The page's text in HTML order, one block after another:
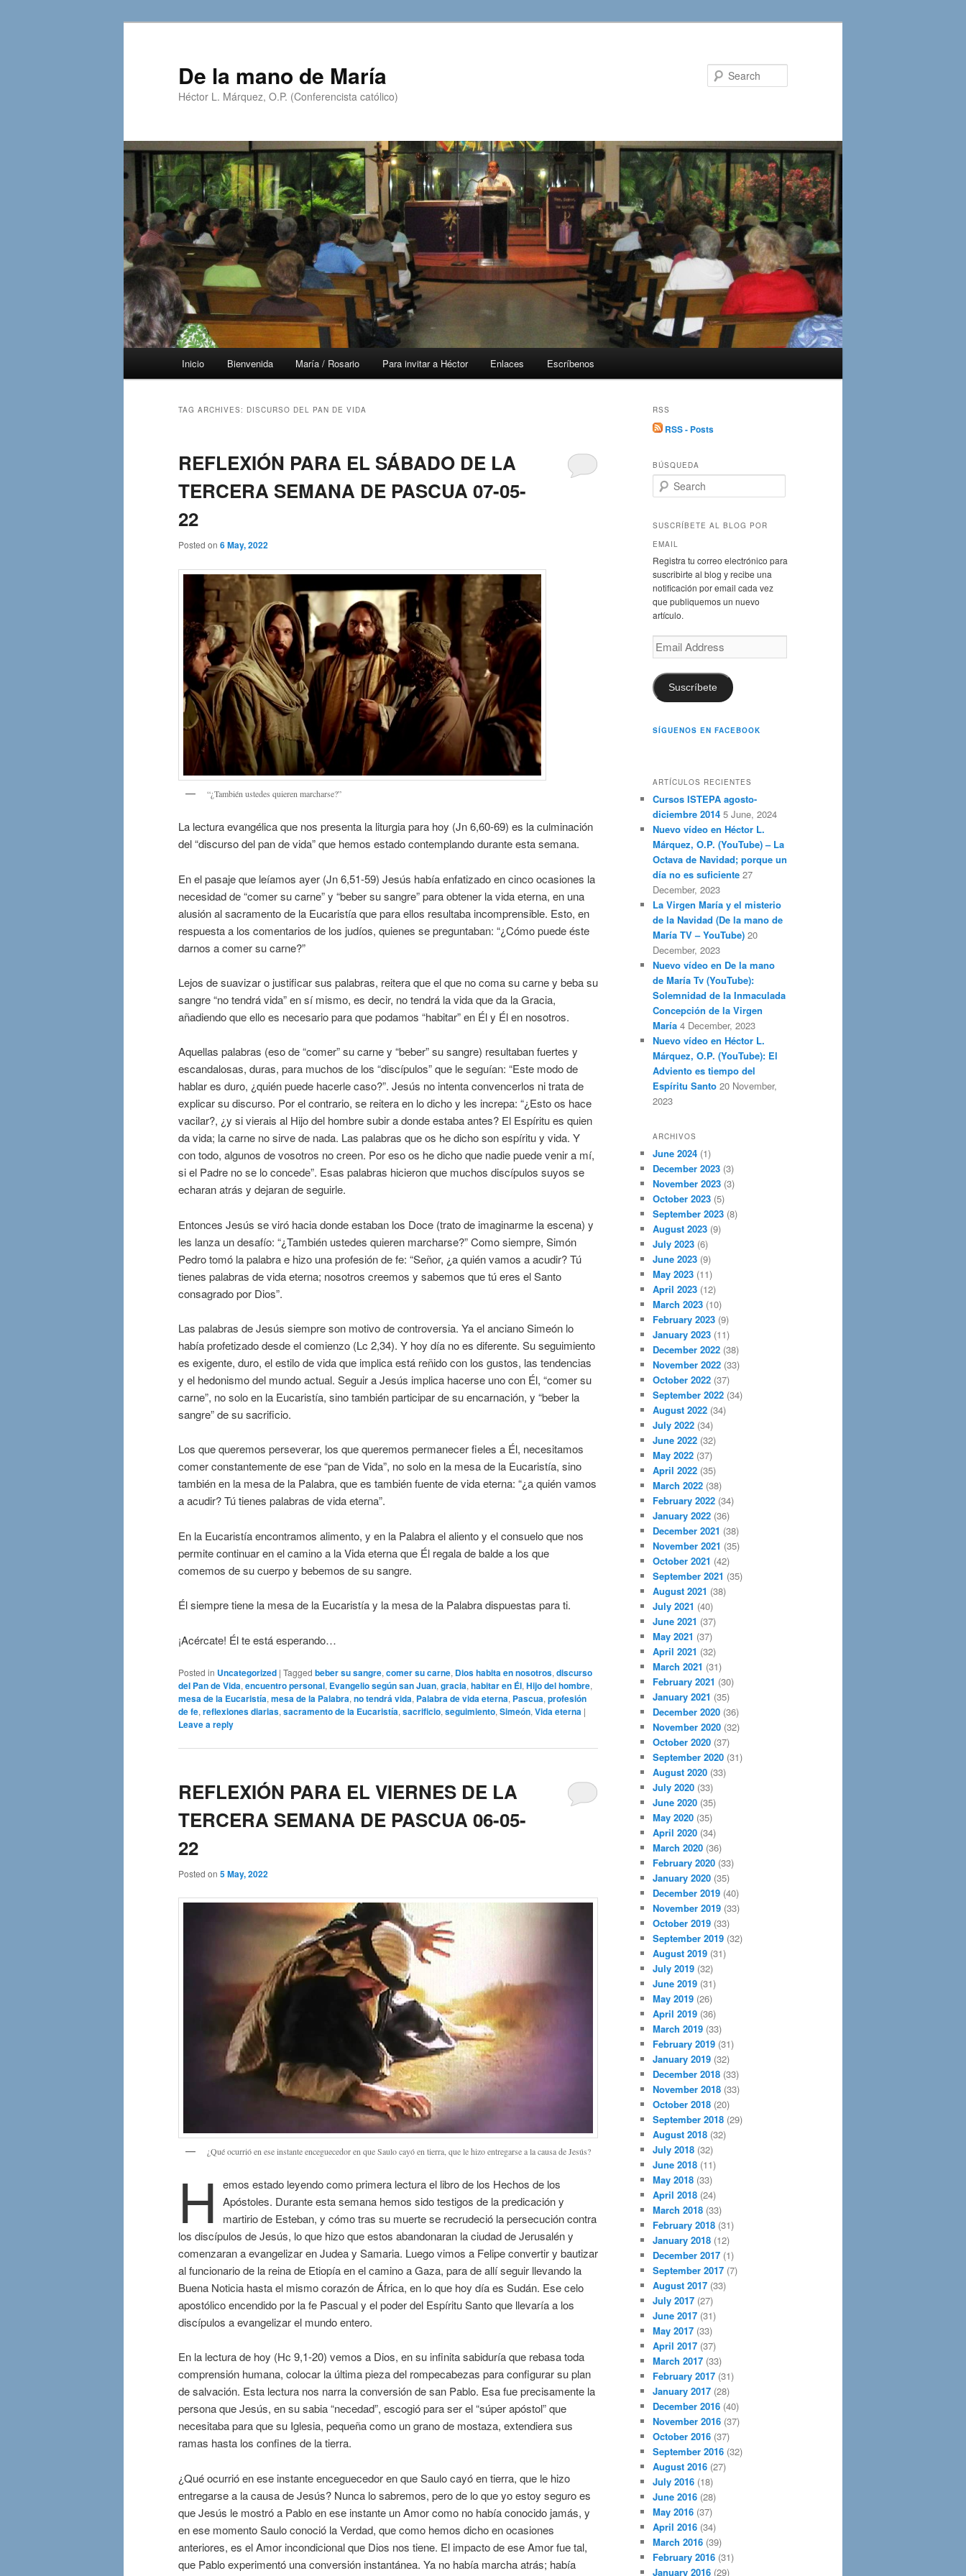
De la mano de María
Héctor L. Márquez, O.P. (Conferencista católico)
Inicio Bienvenida María / Rosario Para invitar a Héctor Enlaces Escríbenos
TAG ARCHIVES: DISCURSO DEL PAN DE VIDA
REFLEXIÓN PARA EL SÁBADO DE LA
TERCERA SEMANA DE PASCUA 07-05-
22
Posted on 6 May, 2022
“¿También ustedes quieren marcharse?”
La lectura evangélica que nos presenta la liturgia para hoy (Jn 6,60-69) es la culminación
del “discurso del pan de vida” que hemos estado contemplando durante esta semana.
En el pasaje que leíamos ayer (Jn 6,51-59) Jesús había enfatizado en cinco ocasiones la
necesidad de “comer su carne” y “beber su sangre” para obtener la vida eterna, en una
alusión al sacramento de la Eucaristía que para ellos resultaba incomprensible. Esto, en
respuesta a los comentarios de los judíos, quienes se preguntaban: “¿Cómo puede éste
darnos a comer su carne?”
Lejos de suavizar o justificar sus palabras, reitera que el que no coma su carne y beba su
sangre “no tendrá vida” en sí mismo, es decir, no tendrá la vida que da la Gracia,
añadiendo que ello es necesario para que podamos “habitar” en Él y Él en nosotros.
Aquellas palabras (eso de “comer” su carne y “beber” su sangre) resultaban fuertes y
escandalosas, duras, para muchos de los “discípulos” que le seguían: “Este modo de
hablar es duro, ¿quién puede hacerle caso?”. Jesús no intenta convencerlos ni trata de
explicar su discurso. Por el contrario, se reitera en lo dicho y les increpa: “¿Esto os hace
vacilar?, ¿y si vierais al Hijo del hombre subir a donde estaba antes? El Espíritu es quien
da vida; la carne no sirve de nada. Las palabras que os he dicho son espíritu y vida. Y
con todo, algunos de vosotros no creen. Por eso os he dicho que nadie puede venir a mí,
si el Padre no se lo concede”. Esas palabras hicieron que muchos discípulos suyos se
echaran atrás y dejaran de seguirle.
Entonces Jesús se viró hacia donde estaban los Doce (trato de imaginarme la escena) y
les lanza un desafío: “¿También ustedes quieren marcharse?” Como siempre, Simón
Pedro tomó la palabra e hizo una profesión de fe: “Señor, ¿a quién vamos a acudir? Tú
tienes palabras de vida eterna; nosotros creemos y sabemos que tú eres el Santo
consagrado por Dios”.
Las palabras de Jesús siempre son motivo de controversia. Ya el anciano Simeón lo
había profetizado desde el comienzo (Lc 2,34). Y hoy día no es diferente. Su seguimiento
es exigente, duro, el estilo de vida que implica está reñido con los gustos, las tendencias
y el hedonismo del mundo actual. Seguir a Jesús implica hacerse uno con Él, “comer su
carne”, no solo en la Eucaristía, sino también participar de su encarnación, y “beber la
sangre” de su sacrificio.
Los que queremos perseverar, los que queremos permanecer fieles a Él, necesitamos
comer constantemente de ese “pan de Vida”, no solo en la mesa de la Eucaristía, sino
también en la mesa de la Palabra, que es también fuente de vida eterna: “¿a quién vamos
a acudir? Tú tienes palabras de vida eterna”.
En la Eucaristía encontramos alimento, y en la Palabra el aliento y el consuelo que nos
permite continuar en el camino a la Vida eterna que Él regala de balde a los que
comemos de su cuerpo y bebemos de su sangre.
Él siempre tiene la mesa de la Eucaristía y la mesa de la Palabra dispuestas para ti.
¡Acércate! Él te está esperando…
Posted in Uncategorized | Tagged beber su sangre, comer su carne, Dios habita en nosotros, discurso
del Pan de Vida, encuentro personal, Evangelio según san Juan, gracia, habitar en Él, Hijo del hombre,
mesa de la Eucaristía, mesa de la Palabra, no tendrá vida, Palabra de vida eterna, Pascua, profesión
de fe, reflexiones diarias, sacramento de la Eucaristía, sacrificio, seguimiento, Simeón, Vida eterna |
Leave a reply
REFLEXIÓN PARA EL VIERNES DE LA
TERCERA SEMANA DE PASCUA 06-05-
22
Posted on 5 May, 2022
¿Qué ocurrió en ese instante enceguecedor en que Saulo cayó en tierra, que le hizo entregarse a la causa de Jesús?
H
emos estado leyendo como primera lectura el libro de los Hechos de los
Apóstoles. Durante esta semana hemos sido testigos de la predicación y
martirio de Esteban, y cómo tras su muerte se recrudeció la persecución contra
los discípulos de Jesús, lo que hizo que estos abandonaran la ciudad de Jerusalén y
comenzaran a evangelizar en Judea y Samaria. Luego vimos a Felipe convertir y bautizar
al funcionario de la reina de Etiopía en el camino a Gaza, para de allí seguir llevando la
Buena Noticia hasta el mismo corazón de África, en lo que hoy día es Sudán. Ese celo
apostólico encendido por la fe Pascual y el poder del Espíritu Santo que llevaría a los
discípulos a evangelizar el mundo entero.
En la lectura de hoy (Hc 9,1-20) vemos a Dios, en su infinita sabiduría que rebasa toda
comprensión humana, colocar la última pieza del rompecabezas para configurar su plan
de salvación. Esta lectura nos narra la conversión de san Pablo. Esa fue precisamente la
persona que Jesús, en su sabia “necedad”, escogió para ser el “súper apóstol” que
necesitaba para que su Iglesia, pequeña como un grano de mostaza, extendiera sus
ramas hasta los confines de la tierra.
¿Qué ocurrió en ese instante enceguecedor en que Saulo cayó en tierra, que le hizo
entregarse a la causa de Jesús? Nunca lo sabremos, pero de lo que yo estoy seguro es
que Jesús le mostró a Pablo en ese instante un Amor como no había conocido jamás, y
en ese momento Saulo conoció la Verdad, que como hemos dicho en ocasiones
anteriores, es el Amor incondicional que Dios nos tiene. El impacto de ese Amor fue tal,
que Pablo experimentó una conversión instantánea. Ya no había marcha atrás; había
RSS
RSS - Posts
BÚSQUEDA
e
r
h
SUSCRÍBETE AL BLOG POR
EMAIL
Registra tu correo electrónico para
suscribirte al blog y recibe una
notificación por email cada vez
que publiquemos un nuevo
artículo.
Email
Address
Suscríbete
SÍGUENOS EN FACEBOOK
ARTÍCULOS RECIENTES
Cursos ISTEPA agosto-
diciembre 2014 5 June, 2024
Nuevo vídeo en Héctor L.
Márquez, O.P. (YouTube) – La
Octava de Navidad; porque un
día no es suficiente 27
December, 2023
La Virgen María y el misterio
de la Navidad (De la mano de
María TV – YouTube) 20
December, 2023
Nuevo vídeo en De la mano
de María Tv (YouTube):
Solemnidad de la Inmaculada
Concepción de la Virgen
María 4 December, 2023
Nuevo vídeo en Héctor L.
Márquez, O.P. (YouTube): El
Adviento es tiempo del
Espíritu Santo 20 November,
2023
ARCHIVOS
June 2024 (1)
December 2023 (3)
November 2023 (3)
October 2023 (5)
September 2023 (8)
August 2023 (9)
July 2023 (6)
June 2023 (9)
May 2023 (11)
April 2023 (12)
March 2023 (10)
February 2023 (9)
January 2023 (11)
December 2022 (38)
November 2022 (33)
October 2022 (37)
September 2022 (34)
August 2022 (34)
July 2022 (34)
June 2022 (32)
May 2022 (37)
April 2022 (35)
March 2022 (38)
February 2022 (34)
January 2022 (36)
December 2021 (38)
November 2021 (35)
October 2021 (42)
September 2021 (35)
August 2021 (38)
July 2021 (40)
June 2021 (37)
May 2021 (37)
April 2021 (32)
March 2021 (31)
February 2021 (30)
January 2021 (35)
December 2020 (36)
November 2020 (32)
October 2020 (37)
September 2020 (31)
August 2020 (33)
July 2020 (33)
June 2020 (35)
May 2020 (35)
April 2020 (34)
March 2020 (36)
February 2020 (33)
January 2020 (35)
December 2019 (40)
November 2019 (33)
October 2019 (33)
September 2019 (32)
August 2019 (31)
July 2019 (32)
June 2019 (31)
May 2019 (26)
April 2019 (36)
March 2019 (33)
February 2019 (31)
January 2019 (32)
December 2018 (33)
November 2018 (33)
October 2018 (20)
September 2018 (29)
August 2018 (32)
July 2018 (32)
June 2018 (11)
May 2018 (33)
April 2018 (24)
March 2018 (33)
February 2018 (31)
January 2018 (12)
December 2017 (1)
September 2017 (7)
August 2017 (33)
July 2017 (27)
June 2017 (31)
May 2017 (33)
April 2017 (37)
March 2017 (33)
February 2017 (31)
January 2017 (28)
December 2016 (40)
November 2016 (37)
October 2016 (37)
September 2016 (32)
August 2016 (27)
July 2016 (18)
June 2016 (28)
May 2016 (37)
April 2016 (34)
March 2016 (39)
February 2016 (31)
January 2016 (29)